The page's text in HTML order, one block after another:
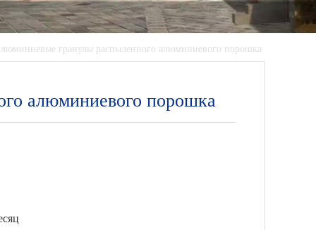
гранулы распыленного алюминиевого порошка
алюминиевого порошка